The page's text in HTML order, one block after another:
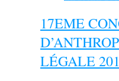
17EME
LÉGALE